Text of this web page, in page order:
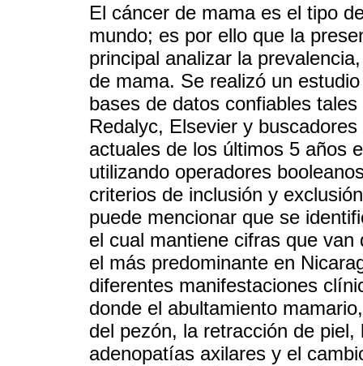
El cáncer de mama es el tipo
mundo; es por ello que la
principal analizar la
de mama. Se realizó un
bases de datos confiables
Redalyc, Elsevier y
actuales de los últimos 5 años
utilizando operadores
criterios de inclusión y
puede mencionar que se
el cual mantiene cifras que
el más predominante en
diferentes manifestaciones
donde el abultamiento
del pezón, la retracción de
adenopatías axilares y el